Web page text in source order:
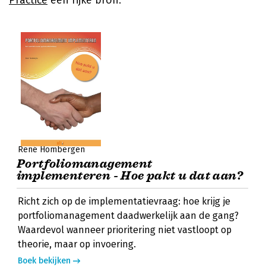
René Hombergen
Portfoliomanagement
implementeren - Hoe pakt u dat aan?
Richt zich op de implementatievraag: hoe krijg je
portfoliomanagement daadwerkelijk aan de gang?
Waardevol wanneer prioritering niet vastloopt op
theorie, maar op invoering.
Boek bekijken